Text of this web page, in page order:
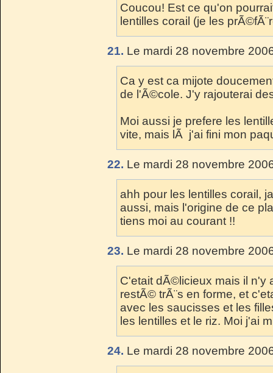
Coucou! Est ce qu'on
lentilles corail (je les
21. Le mardi 28 novembre
Ca y est ca mijote
de l'Ã©cole. J'y rajouterai
Moi aussi je prefere les
vite, mais lÃ j'ai fini mon
22. Le mardi 28 novembre
ahh pour les lentilles corail,
aussi, mais l'origine de ce
tiens moi au courant !!
23. Le mardi 28 novembre
C'etait dÃ©licieux mais il n'y
restÃ© trÃ¨s en forme, et
avec les saucisses et les
les lentilles et le riz. Moi j'ai
24. Le mardi 28 novembre